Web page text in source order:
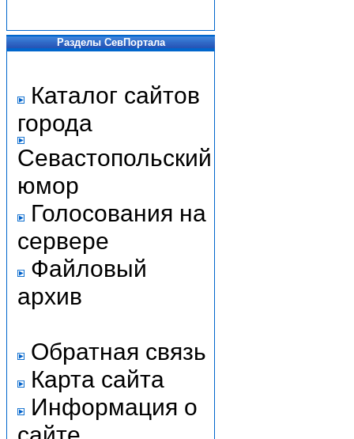
Разделы СевПортала
Каталог сайтов
города
Севастопольский
юмор
Голосования на
сервере
Файловый
архив
Обратная связь
Карта сайта
Информация о